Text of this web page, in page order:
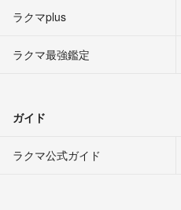
ラクマplus
ラクマ最強鑑定
ガイド
ラクマ公式ガイド